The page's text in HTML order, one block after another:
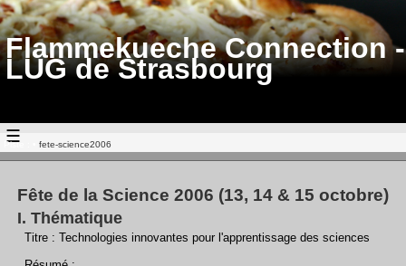
Flammekueche Connection -
LUG de Strasbourg
☰
Piste : fete-science2006
Fête de la Science 2006 (13, 14 & 15 octobre)
I. Thématique
Titre : Technologies innovantes pour l'apprentissage des sciences